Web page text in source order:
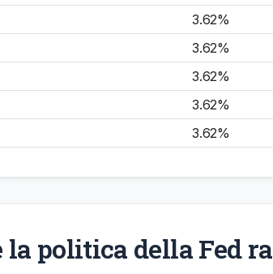
3.62%
3.62%
3.62%
3.62%
3.62%
la politica della Fed